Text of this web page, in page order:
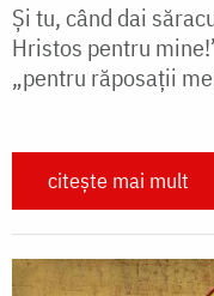
Și tu, când dai
Hristos pentru
„pentru răposații
citește mai mult